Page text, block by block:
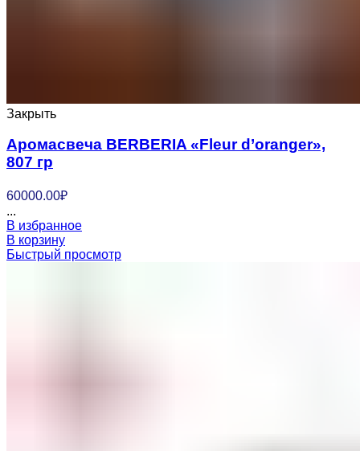
Закрыть
Аромасвеча BERBERIA «Fleur d’oranger»,
807 гр
60000.00₽
...
В избранное
В корзину
Быстрый просмотр